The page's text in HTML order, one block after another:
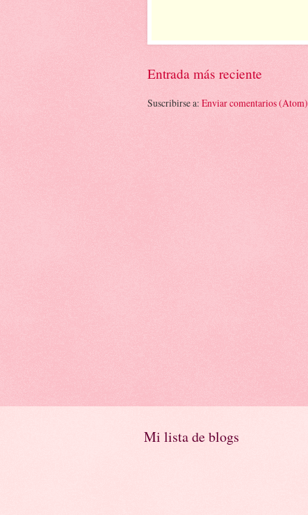
Entrada más reciente
Suscribirse a: Enviar comentarios (Atom)
Mi lista de blogs